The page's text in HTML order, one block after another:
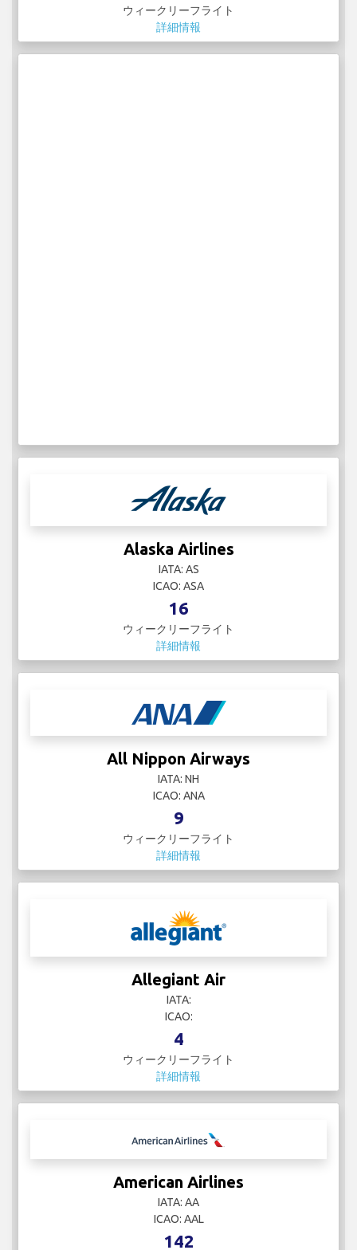
ウィークリーフライト
詳細情報
Alaska Airlines
IATA: AS
ICAO: ASA
16
ウィークリーフライト
詳細情報
All Nippon Airways
IATA: NH
ICAO: ANA
9
ウィークリーフライト
詳細情報
Allegiant Air
IATA:
ICAO:
4
ウィークリーフライト
詳細情報
American Airlines
IATA: AA
ICAO: AAL
142